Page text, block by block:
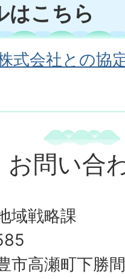
はこちら
式会社との協
お問い合
域戦略課
市高瀬町下勝